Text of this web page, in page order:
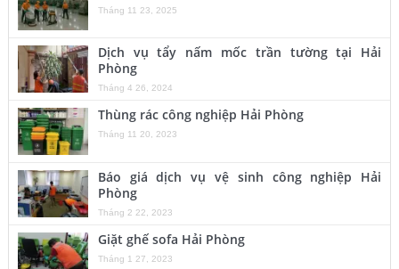
Tháng 11 23, 2025
Dịch vụ tẩy nấm mốc trần tường tại Hải
Phòng
Tháng 4 26, 2024
Thùng rác công nghiệp Hải Phòng
Tháng 11 20, 2023
Báo giá dịch vụ vệ sinh công nghiệp Hải
Phòng
Tháng 2 22, 2023
Giặt ghế sofa Hải Phòng
Tháng 1 27, 2023